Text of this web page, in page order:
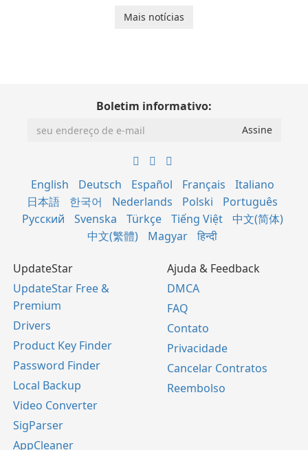
Mais notícias
Boletim informativo:
English Deutsch Español Français
Italiano
日本語
한국어 Nederlands Polski
Português
Русский
Svenska Türkçe Tiếng Việt
中文(简体)
中文(繁體)
Magyar हिन्दी
UpdateStar
UpdateStar Free &
Premium
Drivers
Product Key Finder
Password Finder
Local Backup
Video Converter
SigParser
AppCleaner
Ajuda & Feedback
DMCA
FAQ
Contato
Privacidade
Cancelar Contratos
Reembolso